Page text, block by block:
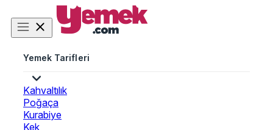
Yemek Tarifleri
Kahvaltılık
Poğaça
Kurabiye
Kek